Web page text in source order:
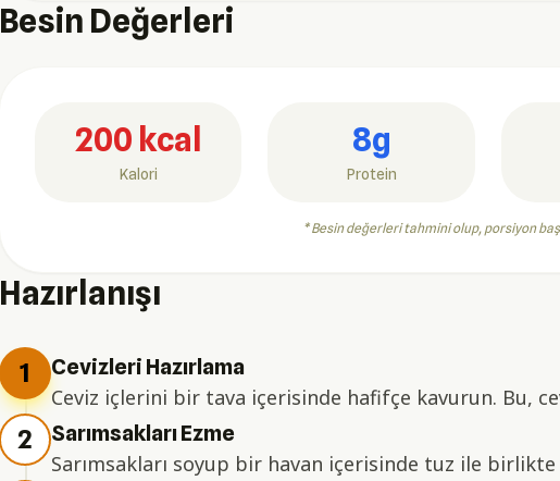
Besin Değerleri
200 kcal
Kalori
8g
Protein
* Besin değerleri tahmini olup, porsiyon
Hazırlanışı
1
Cevizleri Hazırlama
Ceviz içlerini bir tava içerisinde hafifçe kavurun. Bu,
2
Sarımsakları Ezme
Sarımsakları soyup bir havan içerisinde tuz ile